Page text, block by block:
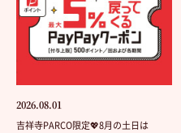
2026.08.01
吉祥寺PARCO限定💖8月の土日は